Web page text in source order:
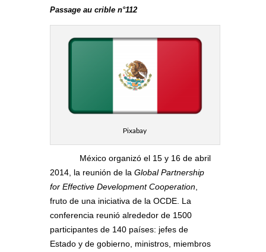
Passage au crible n°112
Pixabay
México organizó el 15 y 16 de abril
2014, la reunión de la Global Partnership
for Effective Development Cooperation
fruto de una iniciativa de la OCDE. La
conferencia reunió alrededor de 1500
participantes de 140 países: jefes de
Estado y de gobierno, ministros, miembros